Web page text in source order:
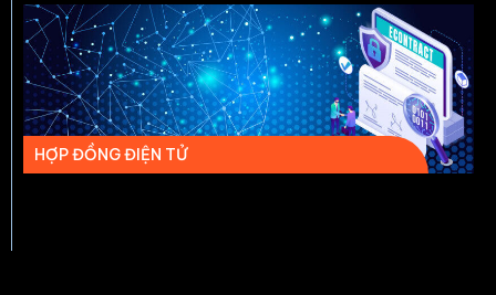
HỢP ĐỒNG ĐIỆN TỬ